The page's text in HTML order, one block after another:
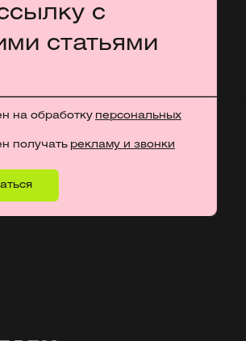
с
статьями
на обработку персональных
получать рекламу и звонки